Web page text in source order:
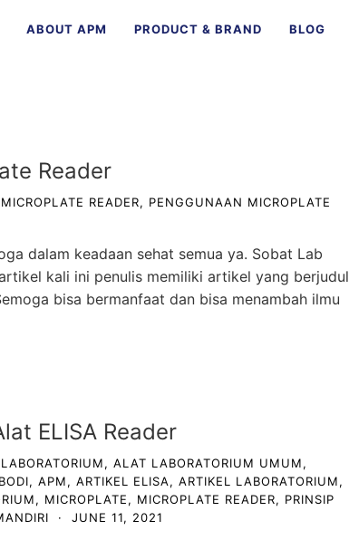
ABOUT APM PRODUCT & BRAND BLOG
Reader
MICROPLATE READER, PENGGUNAAN MICROPLATE
dalam keadaan sehat semua ya. Sobat Lab
kali ini penulis memiliki artikel yang berjudul
bisa bermanfaat dan bisa menambah ilmu
ELISA Reader
, ALAT LABORATORIUM UMUM,
, APM, ARTIKEL ELISA, ARTIKEL LABORATORIUM,
, MICROPLATE, MICROPLATE READER, PRINSIP
· JUNE 11, 2021